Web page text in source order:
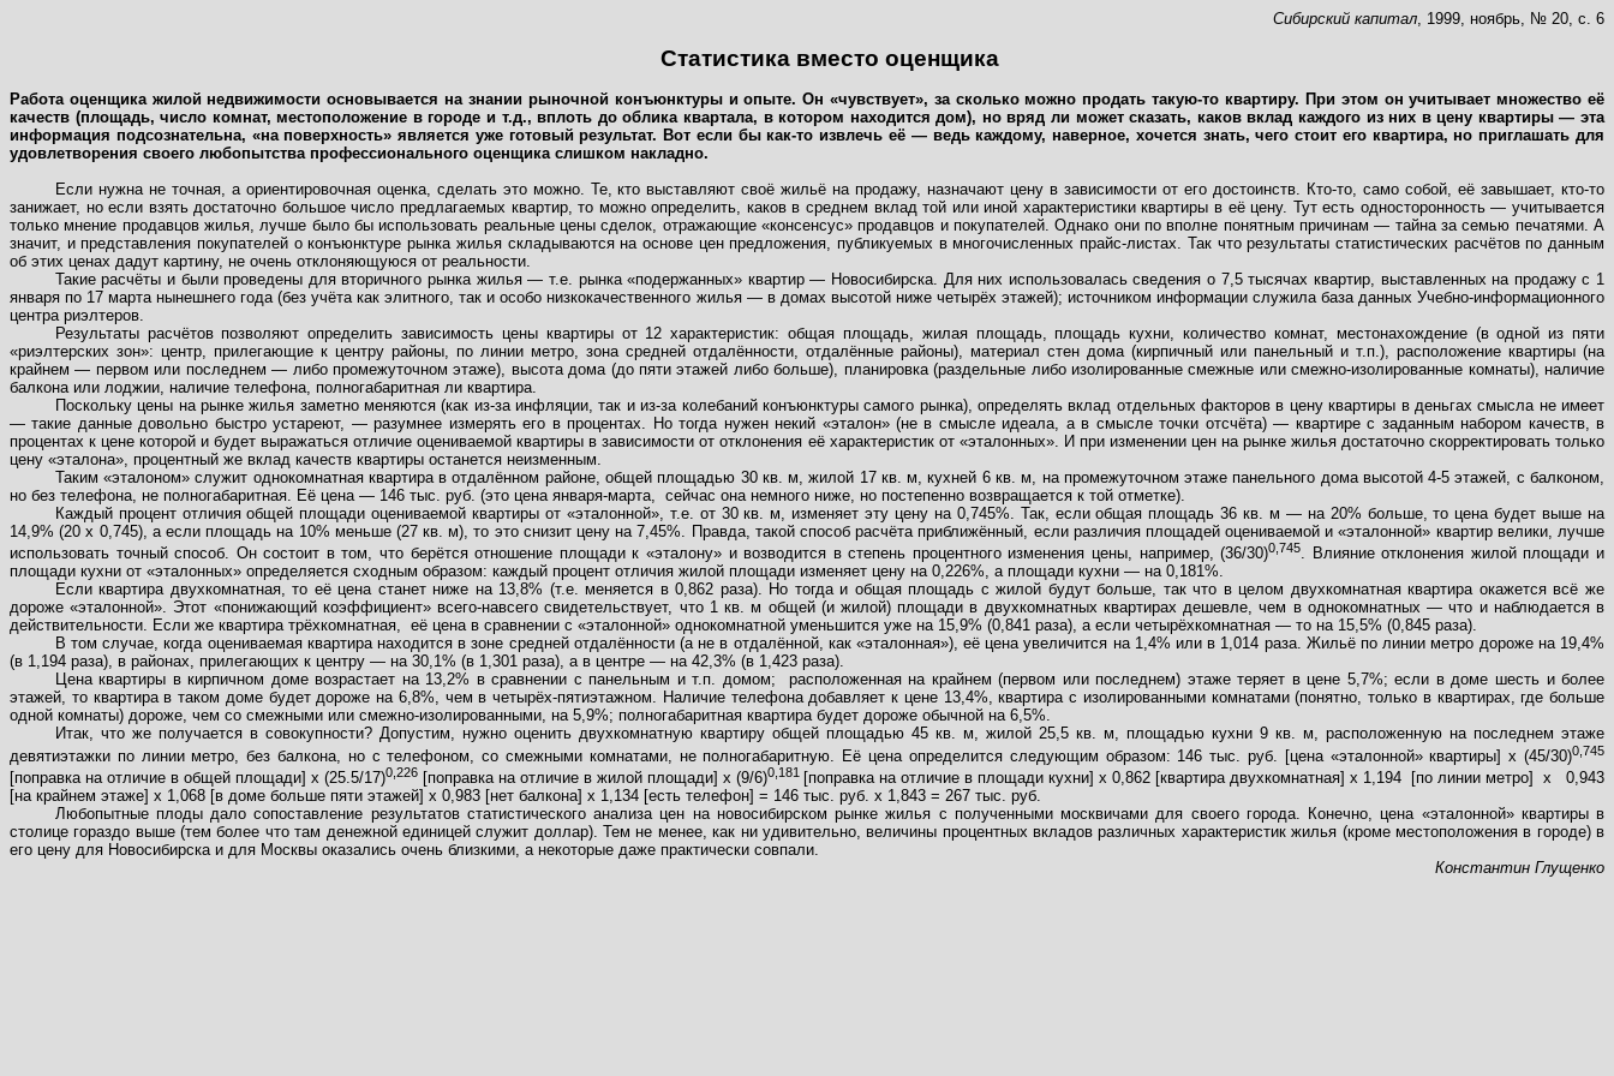
Сибирский капитал, 1999, ноябрь, № 20, с. 6
Статистика вместо оценщика
Работа оценщика жилой недвижимости основывается на знании рыночной конъюнктуры и опыте. Он «чувствует», за сколько можно продать такую-то квартиру. При этом он учитывает множество её
качеств (площадь, число комнат, местоположение в городе и т.д., вплоть до облика квартала, в котором находится дом), но вряд ли может сказать, каков вклад каждого из них в цену квартиры — эта
информация подсознательна, «на поверхность» является уже готовый результат. Вот если бы как-то извлечь её — ведь каждому, наверное, хочется знать, чего стоит его квартира, но приглашать для
удовлетворения своего любопытства профессионального оценщика слишком накладно.
Если нужна не точная, а ориентировочная оценка, сделать это можно. Те, кто выставляют своё жильё на продажу, назначают цену в зависимости от его достоинств. Кто-то, само собой, её завышает, кто-то
занижает, но если взять достаточно большое число предлагаемых квартир, то можно определить, каков в среднем вклад той или иной характеристики квартиры в её цену. Тут есть односторонность — учитывается
только мнение продавцов жилья, лучше было бы использовать реальные цены сделок, отражающие «консенсус» продавцов и покупателей. Однако они по вполне понятным причинам — тайна за семью печатями. А
значит, и представления покупателей о конъюнктуре рынка жилья складываются на основе цен предложения, публикуемых в многочисленных прайс-листах. Так что результаты статистических расчётов по данным
об этих ценах дадут картину, не очень отклоняющуюся от реальности.
Такие расчёты и были проведены для вторичного рынка жилья — т.е. рынка «подержанных» квартир — Новосибирска. Для них использовалась сведения о 7,5 тысячах квартир, выставленных на продажу с 1
января по 17 марта нынешнего года (без учёта как элитного, так и особо низкокачественного жилья — в домах высотой ниже четырёх этажей); источником информации служила база данных Учебно-информационного
центра риэлтеров.
Результаты расчётов позволяют определить зависимость цены квартиры от 12 характеристик: общая площадь, жилая площадь, площадь кухни, количество комнат, местонахождение (в одной из пяти
«риэлтерских зон»: центр, прилегающие к центру районы, по линии метро, зона средней отдалённости, отдалённые районы), материал стен дома (кирпичный или панельный и т.п.), расположение квартиры (на
крайнем — первом или последнем — либо промежуточном этаже), высота дома (до пяти этажей либо больше), планировка (раздельные либо изолированные смежные или смежно-изолированные комнаты), наличие
балкона или лоджии, наличие телефона, полногабаритная ли квартира.
Поскольку цены на рынке жилья заметно меняются (как из-за инфляции, так и из-за колебаний конъюнктуры самого рынка), определять вклад отдельных факторов в цену квартиры в деньгах смысла не имеет
— такие данные довольно быстро устареют, — разумнее измерять его в процентах. Но тогда нужен некий «эталон» (не в смысле идеала, а в смысле точки отсчёта) — квартире с заданным набором качеств, в
процентах к цене которой и будет выражаться отличие оцениваемой квартиры в зависимости от отклонения её характеристик от «эталонных». И при изменении цен на рынке жилья достаточно скорректировать только
цену «эталона», процентный же вклад качеств квартиры останется неизменным.
Таким «эталоном» служит однокомнатная квартира в отдалённом районе, общей площадью 30 кв. м, жилой 17 кв. м, кухней 6 кв. м, на промежуточном этаже панельного дома высотой 4-5 этажей, с балконом,
но без телефона, не полногабаритная. Её цена — 146 тыс. руб. (это цена января-марта, сейчас она немного ниже, но постепенно возвращается к той отметке).
Каждый процент отличия общей площади оцениваемой квартиры от «эталонной», т.е. от 30 кв. м, изменяет эту цену на 0,745%. Так, если общая площадь 36 кв. м — на 20% больше, то цена будет выше на
14,9% (20 х 0,745), а если площадь на 10% меньше (27 кв. м), то это снизит цену на 7,45%. Правда, такой способ расчёта приближённый, если различия площадей оцениваемой и «эталонной» квартир велики, лучше
использовать точный способ. Он состоит в том, что берётся отношение площади к «эталону» и возводится в степень процентного изменения цены, например, (36/30)0,745. Влияние отклонения жилой площади и
площади кухни от «эталонных» определяется сходным образом: каждый процент отличия жилой площади изменяет цену на 0,226%, а площади кухни — на 0,181%.
Если квартира двухкомнатная, то её цена станет ниже на 13,8% (т.е. меняется в 0,862 раза). Но тогда и общая площадь с жилой будут больше, так что в целом двухкомнатная квартира окажется всё же
дороже «эталонной». Этот «понижающий коэффициент» всего-навсего свидетельствует, что 1 кв. м общей (и жилой) площади в двухкомнатных квартирах дешевле, чем в однокомнатных — что и наблюдается в
действительности. Если же квартира трёхкомнатная, её цена в сравнении с «эталонной» однокомнатной уменьшится уже на 15,9% (0,841 раза), а если четырёхкомнатная — то на 15,5% (0,845 раза).
В том случае, когда оцениваемая квартира находится в зоне средней отдалённости (а не в отдалённой, как «эталонная»), её цена увеличится на 1,4% или в 1,014 раза. Жильё по линии метро дороже на 19,4%
(в 1,194 раза), в районах, прилегающих к центру — на 30,1% (в 1,301 раза), а в центре — на 42,3% (в 1,423 раза).
Цена квартиры в кирпичном доме возрастает на 13,2% в сравнении с панельным и т.п. домом;
расположенная на крайнем (первом или последнем) этаже теряет в цене 5,7%; если в доме шесть и более
этажей, то квартира в таком доме будет дороже на 6,8%, чем в четырёх-пятиэтажном. Наличие телефона добавляет к цене 13,4%, квартира с изолированными комнатами (понятно, только в квартирах, где больше
одной комнаты) дороже, чем со смежными или смежно-изолированными, на 5,9%; полногабаритная квартира будет дороже обычной на 6,5%.
Итак, что же получается в совокупности? Допустим, нужно оценить двухкомнатную квартиру общей площадью 45 кв. м, жилой 25,5 кв. м, площадью кухни 9 кв. м, расположенную на последнем этаже
девятиэтажки по линии метро, без балкона, но с телефоном, со смежными комнатами, не полногабаритную. Её цена определится следующим образом: 146 тыс. руб. [цена «эталонной» квартиры] х (45/30)0,745
[поправка на отличие в общей площади] х (25.5/17)0,226 [поправка на отличие в жилой площади] х (9/6)0,181 [поправка на отличие в площади кухни] х 0,862 [квартира двухкомнатная] х 1,194 [по линии метро] х
0,943
[на крайнем этаже] х 1,068 [в доме больше пяти этажей] х 0,983 [нет балкона] х 1,134 [есть телефон] = 146 тыс. руб. х 1,843 = 267 тыс. руб.
Любопытные плоды дало сопоставление результатов статистического анализа цен на новосибирском рынке жилья с полученными москвичами для своего города. Конечно, цена «эталонной» квартиры в
столице гораздо выше (тем более что там денежной единицей служит доллар). Тем не менее, как ни удивительно, величины процентных вкладов различных характеристик жилья (кроме местоположения в городе) в
его цену для Новосибирска и для Москвы оказались очень близкими, а некоторые даже практически совпали.
Константин Глущенко